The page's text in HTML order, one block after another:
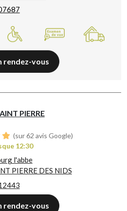
rendez-vous
PIERRE
(sur 62 avis Google)
12:30
l'abbe
PIERRE DES NIDS
rendez-vous